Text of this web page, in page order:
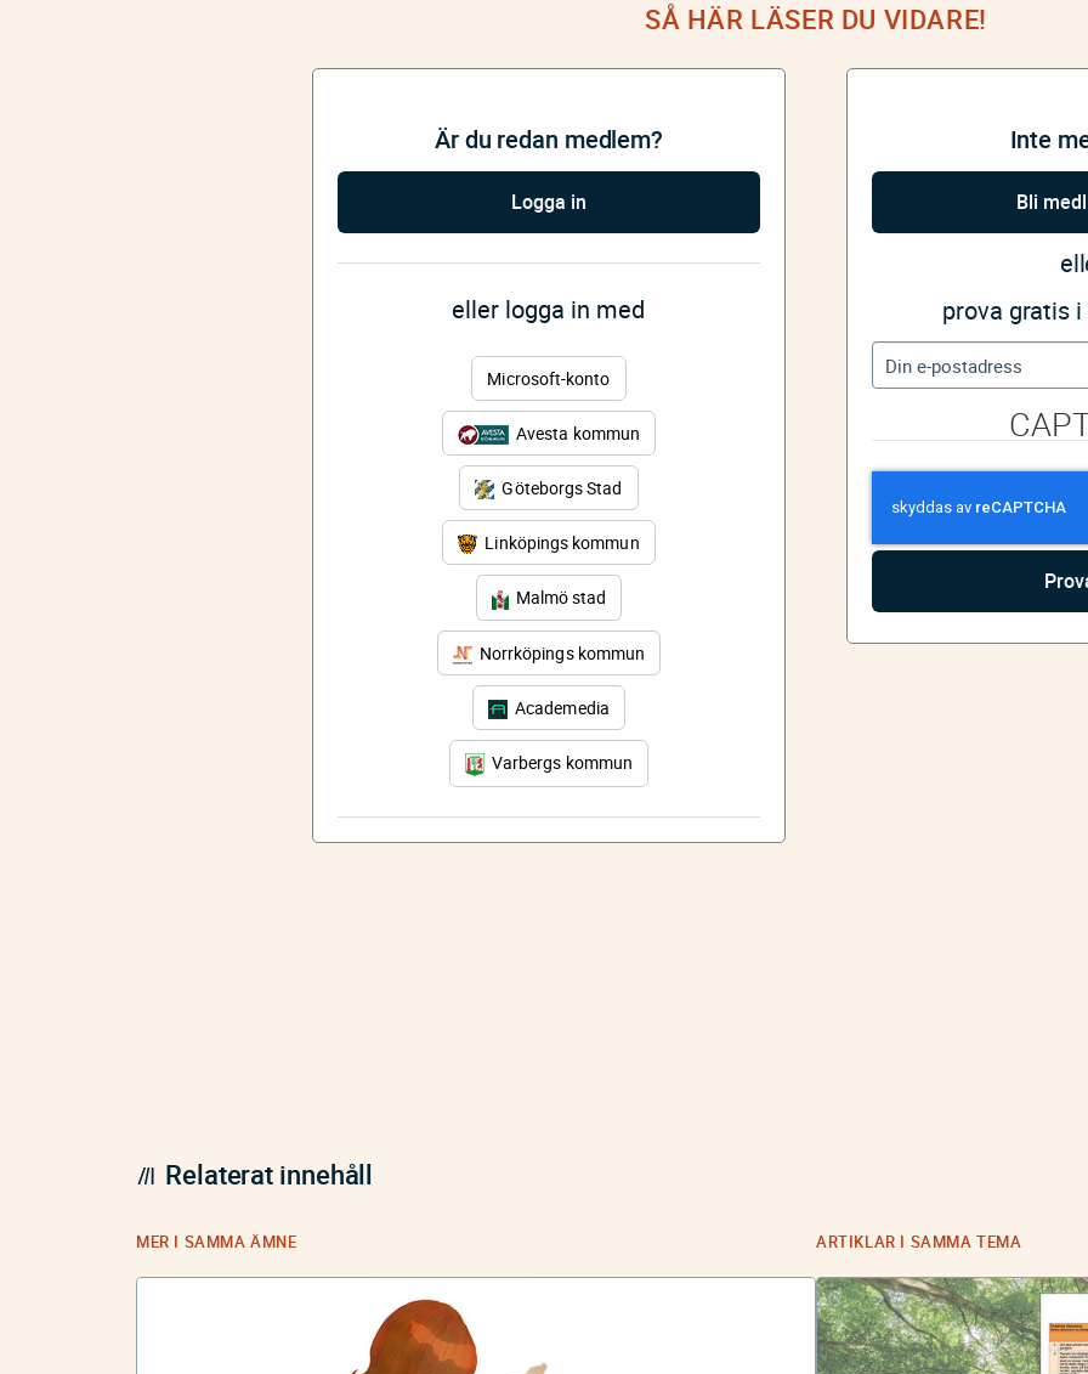
SÅ HÄR LÄSER DU VIDARE!
Är du redan medlem?
Logga in
eller logga in med
Microsoft-konto
Avesta kommun
Göteborgs Stad
Linköpings kommun
Malmö stad
Norrköpings kommun
Academedia
Varbergs kommun
Inte
Bli
prova gratis
Relaterat innehåll
MER I SAMMA ÄMNE ARTIKLAR I SAMMA TEMA